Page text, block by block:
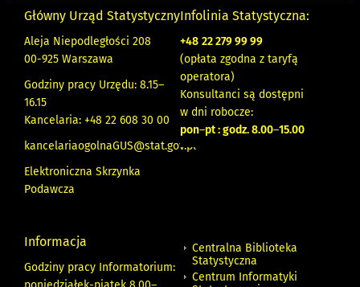
Główny Urząd Statystyczny
Aleja Niepodległości 208
00-925 Warszawa
Godziny pracy Urzędu: 8.15–
16.15
Kancelaria: +48 22 608 30 00
kancelariaogolnaGUS@stat.gov.pl
Elektroniczna Skrzynka
Podawcza
Infolinia Statystyczna:
+48 22 279 99 99
(opłata zgodna z taryfą
operatora)
Konsultanci są dostępni
w dni robocze:
pon–pt : godz. 8.00–15.00
Informacja
Godziny pracy Informatorium:
Centralna Biblioteka
Statystyczna
Centrum Informatyki